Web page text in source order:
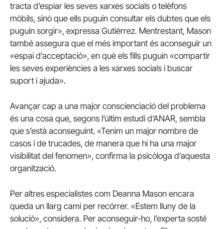
tracta d’espiar les seves xarxes socials o telèfons
mòbils, sinó que ells puguin consultar els dubtes que els
puguin sorgir», expressa Gutiérrez. Mentrestant, Mason
també assegura que el més important és aconseguir un
«espai d’acceptació», en què els fills puguin «compartir
les seves experiències a les xarxes socials i buscar
suport i ajuda».
Avançar cap a una major conscienciació del problema
és una cosa que, segons l’últim estudi d’ANAR, sembla
que s’està aconseguint. «Tenim un major nombre de
casos i de trucades, de manera que hi ha una major
visibilitat del fenomen», confirma la psicòloga d’aquesta
organització.
Per altres especialistes com Deanna Mason encara
queda un llarg camí per recórrer. «Estem lluny de la
solució», considera. Per aconseguir-ho, l’experta sosté